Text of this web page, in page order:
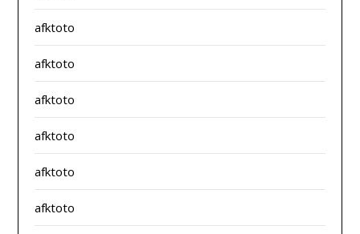
afktoto
afktoto
afktoto
afktoto
afktoto
afktoto